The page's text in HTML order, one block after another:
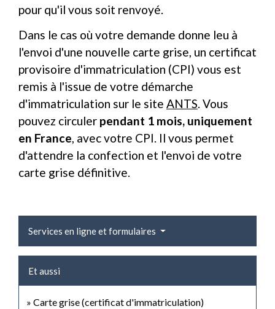
pour qu'il vous soit renvoyé.
Dans le cas où votre demande donne leu à
l'envoi d'une nouvelle carte grise, un certificat
provisoire d'immatriculation (CPI) vous est
remis à l'issue de votre démarche
d'immatriculation sur le site ANTS. Vous
pouvez circuler pendant 1 mois, uniquement
en France, avec votre CPI. Il vous permet
d'attendre la confection et l'envoi de votre
carte grise définitive.
Services en ligne et formulaires
Et aussi
Carte grise (certificat d'immatriculation)